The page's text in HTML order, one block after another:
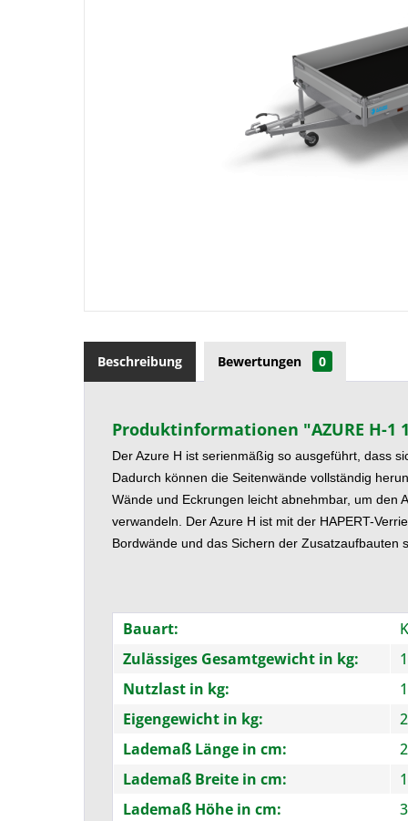
Beschreibung Bewertungen 0
Produktinformationen "AZURE H-1
Der Azure H ist serienmäßig so ausgeführt, dass
Dadurch können die Seitenwände vollständig
Wände und Eckrungen leicht abnehmbar, um den
verwandeln. Der Azure H ist mit der HAPERT-
Bordwände und das Sichern der Zusatzaufbauten
Bauart:
Zulässiges Gesamtgewicht in kg:
Nutzlast in kg:
Eigengewicht in kg:
Lademaß Länge in cm:
Lademaß Breite in cm:
Lademaß Höhe in cm: